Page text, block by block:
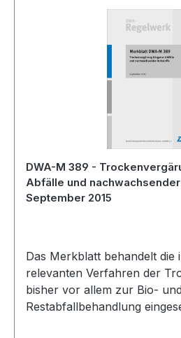
DWA-M 389 -
Abfälle und
September 2015
Das Merkblatt behandelt die
relevanten Verfahren der
bisher vor allem zur Bio-
Restabfallbehandlung